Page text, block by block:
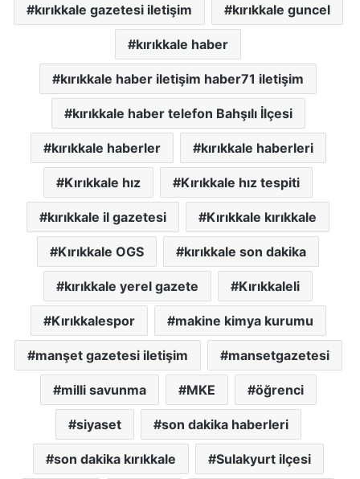
kırıkkale gazetesi iletişim kırıkkale guncel
kırıkkale haber
kırıkkale haber iletişim haber71 iletişim
kırıkkale haber telefon Bahşılı İlçesi
kırıkkale haberler kırıkkale haberleri
Kırıkkale hız Kırıkkale hız tespiti
kırıkkale il gazetesi Kırıkkale kırıkkale
Kırıkkale OGS kırıkkale son dakika
kırıkkale yerel gazete Kırıkkaleli
Kırıkkalespor makine kimya kurumu
manşet gazetesi iletişim mansetgazetesi
milli savunma MKE öğrenci
siyaset son dakika haberleri
son dakika kırıkkale Sulakyurt ilçesi